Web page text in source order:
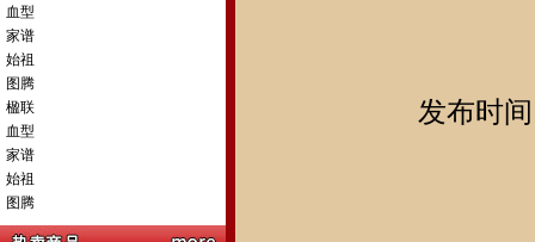
血型
家谱
始祖
图腾
楹联
血型
家谱
始祖
图腾
发布时